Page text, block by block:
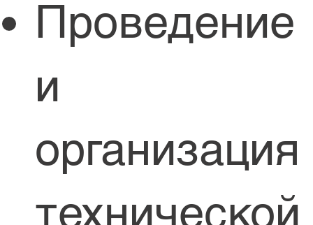
Проведение
и
организация
технической